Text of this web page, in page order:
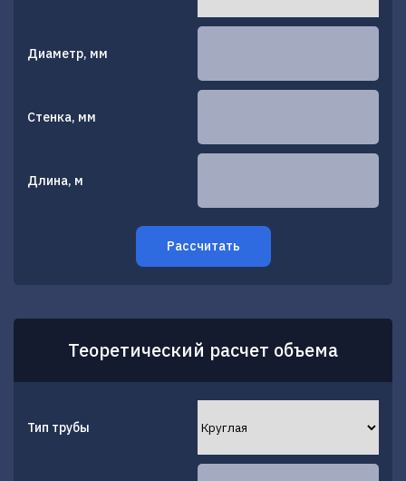
Диаметр, мм
Стенка, мм
Длина, м
Рассчитать
Теоретический расчет объема
Тип трубы